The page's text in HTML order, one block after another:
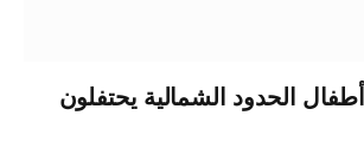
الحدود الشمالية يحتفلون